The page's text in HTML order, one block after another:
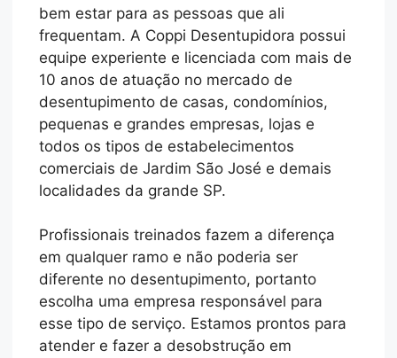
bem estar para as pessoas que ali
frequentam. A Coppi Desentupidora possui
equipe experiente e licenciada com mais de
10 anos de atuação no mercado de
desentupimento de casas, condomínios,
pequenas e grandes empresas, lojas e
todos os tipos de estabelecimentos
comerciais de Jardim São José e demais
localidades da grande SP.
Profissionais treinados fazem a diferença
em qualquer ramo e não poderia ser
diferente no desentupimento, portanto
escolha uma empresa responsável para
esse tipo de serviço. Estamos prontos para
atender e fazer a desobstrução em